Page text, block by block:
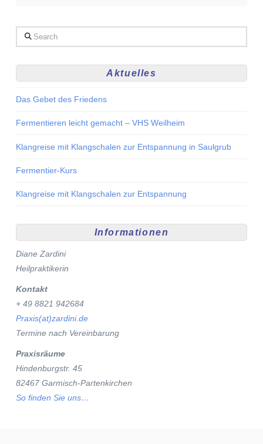
Search
Aktuelles
Das Gebet des Friedens
Fermentieren leicht gemacht – VHS Weilheim
Klangreise mit Klangschalen zur Entspannung in Saulgrub
Fermentier-Kurs
Klangreise mit Klangschalen zur Entspannung
Informationen
Diane Zardini
Heilpraktikerin
Kontakt
+ 49 8821 942684
Praxis(at)zardini.de
Termine nach Vereinbarung
Praxisräume
Hindenburgstr. 45
82467 Garmisch-Partenkirchen
So finden Sie uns…